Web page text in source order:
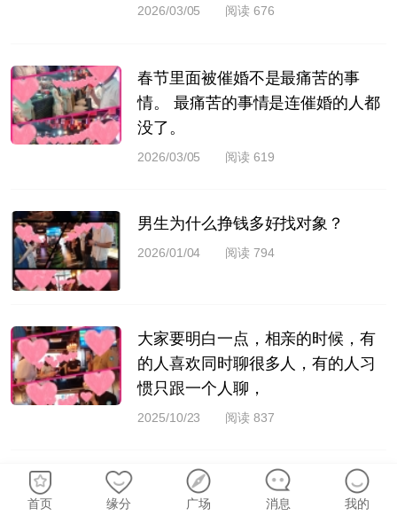
2026/03/05 阅读 676
春节里面被催婚不是最痛苦的事
情。 最痛苦的事情是连催婚的人都
没了。
2026/03/05 阅读 619
男生为什么挣钱多好找对象？
2026/01/04 阅读 794
大家要明白一点，相亲的时候，有
的人喜欢同时聊很多人，有的人习
惯只跟一个人聊，
2025/10/23 阅读 837
相亲路上确实存在一些人成功脱
单，而另一些人却屡遭失败的情
首页 缘分 广场 消息 我的